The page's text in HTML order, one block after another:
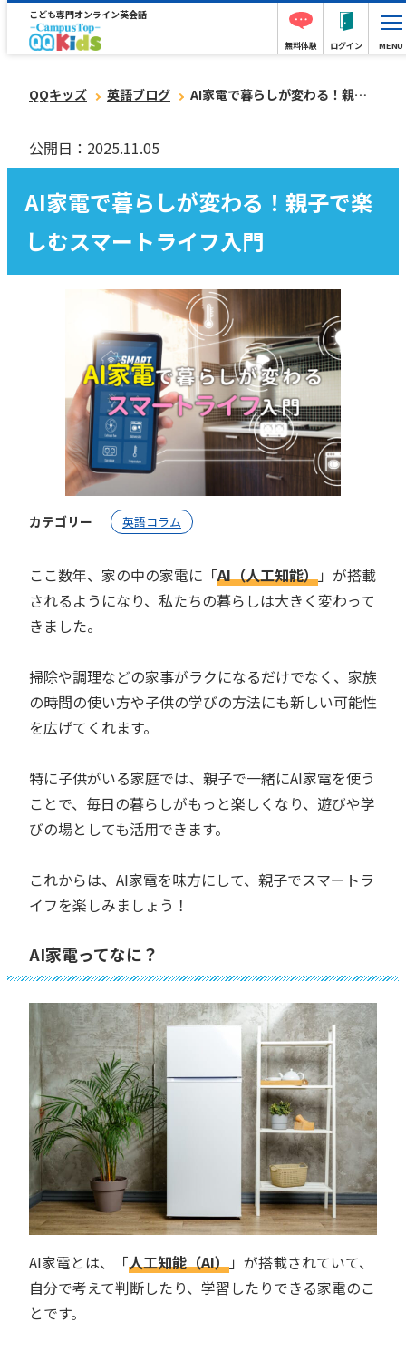
こども専門オンライン英会話
無料体験 ログイン MENU
QQキッズ 英語ブログ AI家電で暮らしが変わる！親子で楽しむスマートライフ入門
公開日：2025.11.05
AI家電で暮らしが変わる！親子で楽
しむスマートライフ入門
カテゴリー 英語コラム
ここ数年、家の中の家電に「AI（人工知能）」が搭載
されるようになり、私たちの暮らしは大きく変わって
きました。
掃除や調理などの家事がラクになるだけでなく、家族
の時間の使い方や子供の学びの方法にも新しい可能性
を広げてくれます。
特に子供がいる家庭では、親子で一緒にAI家電を使う
ことで、毎日の暮らしがもっと楽しくなり、遊びや学
びの場としても活用できます。
これからは、AI家電を味方にして、親子でスマートラ
イフを楽しみましょう！
AI家電ってなに？
AI家電とは、「人工知能（AI）」が搭載されていて、
自分で考えて判断したり、学習したりできる家電のこ
とです。